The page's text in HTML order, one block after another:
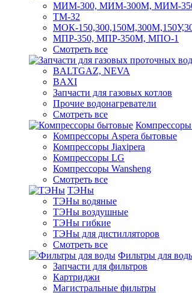
МИМ-300, МИМ-300М, МИМ-
ТМ-32
МОК-
МПР-350, МПР-350М, МПО-1
Смотреть все
BALTGAZ, NEVA
BAXI
Запчасти для газовых котлов
Прочие водонагреватели
Смотреть все
Компрессоры Aspera бытовые
Компрессоры Jiaxipera
Компрессоры LG
Компрессоры Wansheng
Смотреть все
ТЭНы
ТЭНы водяные
ТЭНы воздушные
ТЭНы гибкие
ТЭНы для дистилляторов
Смотреть все
Фильтры для
Запчасти для фильтров
Картриджи
Магистральные фильтры